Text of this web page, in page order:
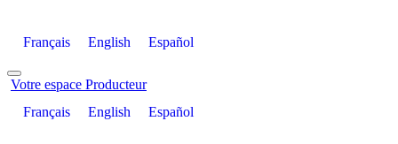
Français English Español
Votre espace Producteur
Français
English Español